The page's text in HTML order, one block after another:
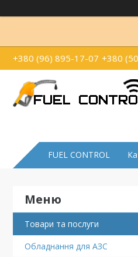
+380 (96) 895-17-07 +380
FUEL CONTROL
Товари та послуги
Обладнання для АЗС